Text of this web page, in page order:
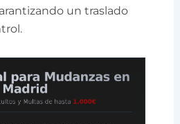
un traslado